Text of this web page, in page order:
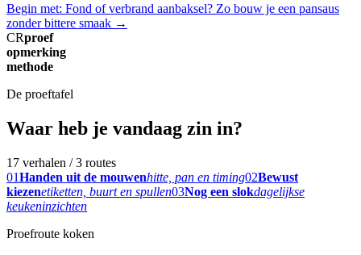
Begin met: Fond of verbrand aanbaksel? Zo bouw je een pansaus
zonder bittere smaak →
CRproef
opmerking
methode
De proeftafel
Waar heb je vandaag zin in?
17 verhalen / 3 routes
01Handen uit de mouwenhitte, pan en timing02Bewust
kiezenetiketten, buurt en spullen03Nog een slokdagelijkse
keukeninzichten
Proefroute koken